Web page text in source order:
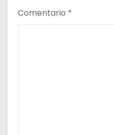
s
Comentario *